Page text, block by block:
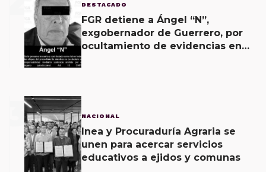
DESTACADO
FGR detiene a Ángel “N”,
exgobernador de Guerrero, por
ocultamiento de evidencias en
3 NACIONAL
Inea y Procuraduría Agraria se
unen para acercar servicios
educativos a ejidos y comunas